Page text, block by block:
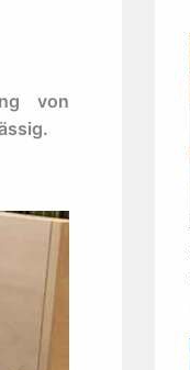
von